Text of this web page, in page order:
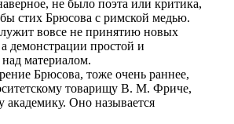
не было поэта или критика,
стих Брюсова с римской медью.
вовсе не принятию новых
демонстрации простой и
материалом.
Брюсова, тоже очень раннее,
товарищу В. М. Фриче,
академику. Оно называется